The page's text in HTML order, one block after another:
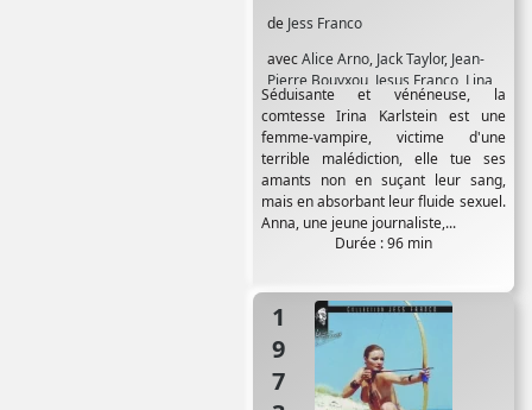
de Jess Franco
avecAlice Arno, Jack Taylor, Jean-
Pierre Bouyxou, Jesus Franco, Lina
Romay,Luis Barboo,Monica Swinn
Séduisante et vénéneuse, la
comtesse Irina Karlstein est une
femme-vampire, victime d'une
terrible malédiction, elle tue ses
amants non en suçant leur sang,
mais en absorbant leur fluide sexuel.
Anna, une jeune journaliste,...
Durée : 96 min
1973